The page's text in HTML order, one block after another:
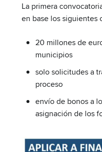
La primera
en base los siguientes
20 millones de
municipios
solo solicitudes a
proceso
envío de bonos a
asignación de los